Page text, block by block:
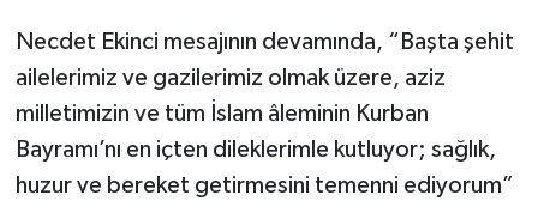
Necdet Ekinci mesajının devamında, “Başta şehit
ailelerimiz ve gazilerimiz olmak üzere, aziz
milletimizin ve tüm İslam âleminin Kurban
Bayramı’nı en içten dileklerimle kutluyor; sağlık,
huzur ve bereket getirmesini temenni ediyorum”